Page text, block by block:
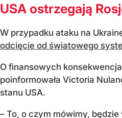
USA ostrzegają
W przypadku ataku na
odcięcie od światowego
O finansowych
poinformowała Victoria
stanu USA.
– To, o czym mówimy,